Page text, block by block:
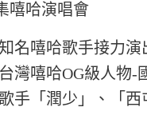
嘻哈演唱會
名嘻哈歌手接力
灣嘻哈OG級人物-
手「潤少」、「西